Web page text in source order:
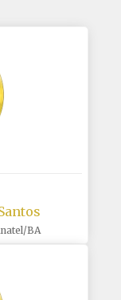
BA